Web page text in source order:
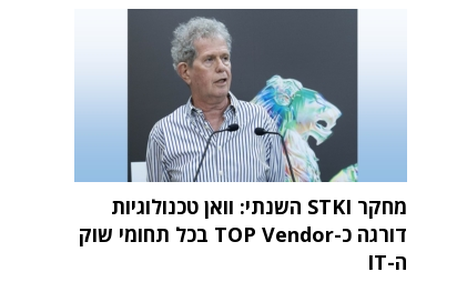
מחקר STKI השנתי: וואן טכנולוגיות
דורגה כ-TOP Vendor בכל תחומי שוק
ה-IT